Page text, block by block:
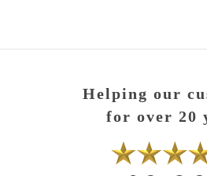
Helping our
for over 20